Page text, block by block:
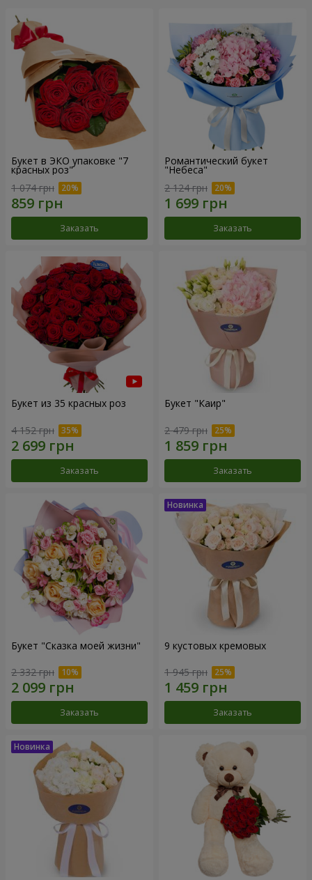
Букет в ЭКО упаковке "7
красных роз"
1 074 грн
Заказать
Романтический букет
"Небеса"
2 124 грн
Заказать
Букет из 35 красных роз
4 152 грн
Заказать
Букет "Каир"
2 479 грн
Заказать
Букет "Сказка моей жизни"
2 332 грн
Заказать
9 кустовых кремовых
1 945 грн
Заказать